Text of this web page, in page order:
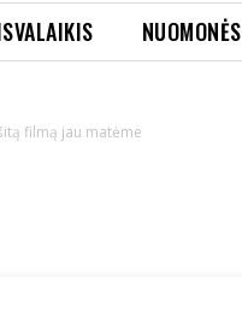
NUOMONĖS
filmą jau matėme